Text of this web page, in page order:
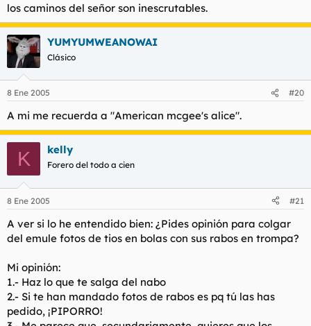
los caminos del señor son inescrutables.
YUMYUMWEANOWAI
Clásico
8 Ene 2005 #20
A mi me recuerda a "American mcgee's alice".
K kelly
Forero del todo a cien
8 Ene 2005 #21
A ver si lo he entendido bien: ¿Pides opinión para colgar
del emule fotos de tios en bolas con sus rabos en trompa?
Mi opinión:
1.- Haz lo que te salga del nabo
2.- Si te han mandado fotos de rabos es pq tú las has
pedido, ¡PIPORRO!